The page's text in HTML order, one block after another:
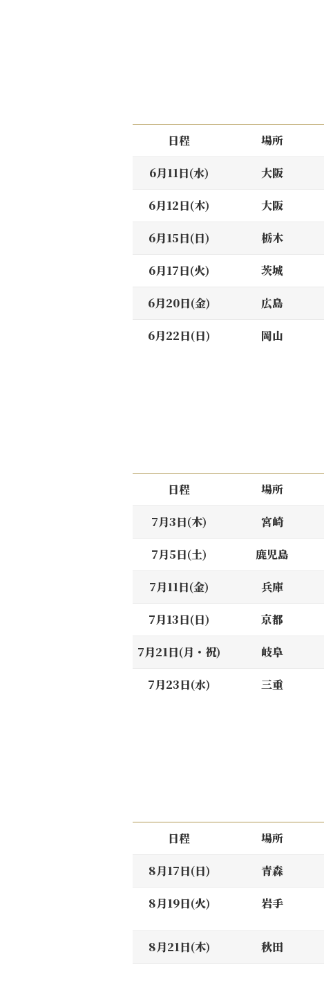
日程 場所
6月11日(水) 大阪
6月12日(木) 大阪
6月15日(日) 栃木
6月17日(火) 茨城
6月20日(金) 広島
6月22日(日) 岡山
日程 場所
7月3日(木) 宮崎
7月5日(土) 鹿児島
7月11日(金) 兵庫
7月13日(日) 京都
7月21日(月・祝) 岐阜
7月23日(水) 三重
日程 場所
8月17日(日) 青森
8月19日(火) 岩手
8月21日(木) 秋田